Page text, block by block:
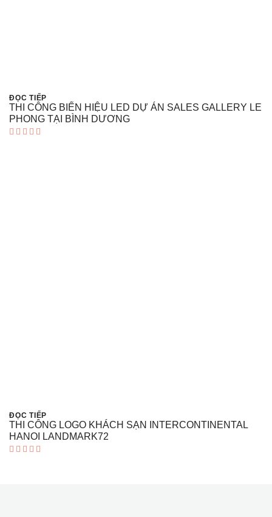
ĐỌC TIẾP
THI CÔNG BIỂN HIỆU LED DỰ ÁN SALES GALLERY LE
PHONG TẠI BÌNH DƯƠNG
ĐỌC TIẾP
THI CÔNG LOGO KHÁCH SẠN INTERCONTINENTAL
HANOI LANDMARK72